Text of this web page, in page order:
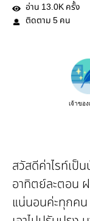
อ่าน 13.0K ครั้ง
ติดตาม 5 คน
เจ้าของ
สวัสดีค่าไรท์เป็
อาทิตย์ละตอน
แน่นอนค่ะทุกคน